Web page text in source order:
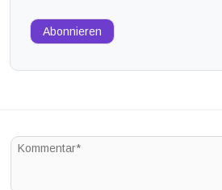
Abonnieren